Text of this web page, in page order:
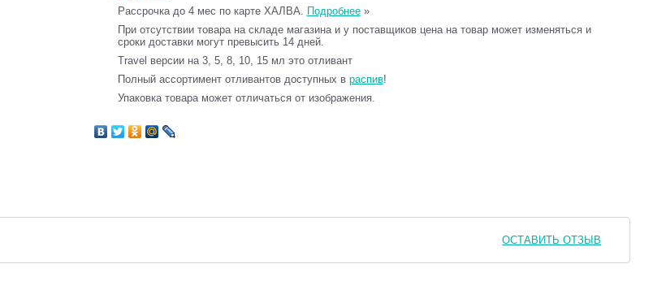
Рассрочка до 4 мес по карте ХАЛВА. Подробнее»
При отсутствии товара на складе магазина и у поставщиков цена на товар может изменяться и
сроки доставки могут превысить 14 дней.
Travel версии на 3, 5, 8, 10, 15 мл это отливант
Полный ассортимент отливантов доступных в распив!
Упаковка товара может отличаться от изображения.
ОСТАВИТЬ ОТЗЫВ